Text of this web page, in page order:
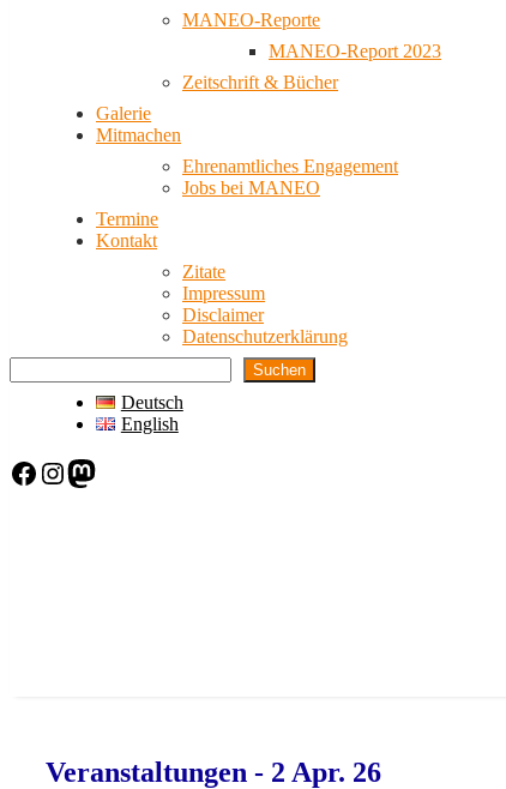
MANEO-Reporte
MANEO-Report 2023
Zeitschrift & Bücher
Galerie
Mitmachen
Ehrenamtliches Engagement
Jobs bei MANEO
Termine
Kontakt
Zitate
Impressum
Disclaimer
Datenschutzerklärung
Suchen
Deutsch
English
Facebook Instagram Mastodon
Veranstaltungen - 2 Apr. 26